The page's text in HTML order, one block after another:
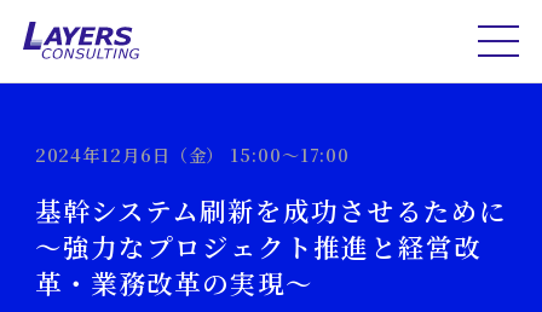
2024年12月6日（金） 15:00～17:00
基幹システム刷新を成功させるために
～強力なプロジェクト推進と経営改
革・業務改革の実現～